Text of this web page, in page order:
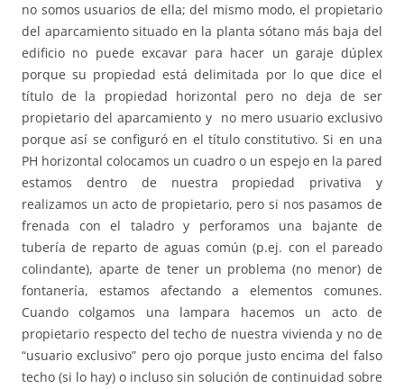
no somos usuarios de ella; del mismo modo, el propietario
del aparcamiento situado en la planta sótano más baja del
edificio no puede excavar para hacer un garaje dúplex
porque su propiedad está delimitada por lo que dice el
título de la propiedad horizontal pero no deja de ser
propietario del aparcamiento y no mero usuario exclusivo
porque así se configuró en el título constitutivo. Si en una
PH horizontal colocamos un cuadro o un espejo en la pared
estamos dentro de nuestra propiedad privativa y
realizamos un acto de propietario, pero si nos pasamos de
frenada con el taladro y perforamos una bajante de
tubería de reparto de aguas común (p.ej. con el pareado
colindante), aparte de tener un problema (no menor) de
fontanería, estamos afectando a elementos comunes.
Cuando colgamos una lampara hacemos un acto de
propietario respecto del techo de nuestra vivienda y no de
“usuario exclusivo” pero ojo porque justo encima del falso
techo (si lo hay) o incluso sin solución de continuidad sobre